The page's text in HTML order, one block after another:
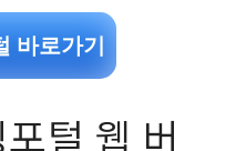
바로가기
털 웹 버